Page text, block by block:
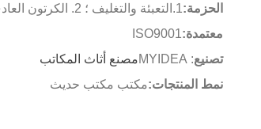
الحزمة:1.التعبئة والتغليف ؛ 2. الكرتون العادي المصدر ، رغوة PE الداخلية ، قطن EPE.
معتمدة:ISO9001
تصنيع: MYIDEA
مصنع أثاث المكاتب
نمط المنتجات:مكتب مكتب حديث